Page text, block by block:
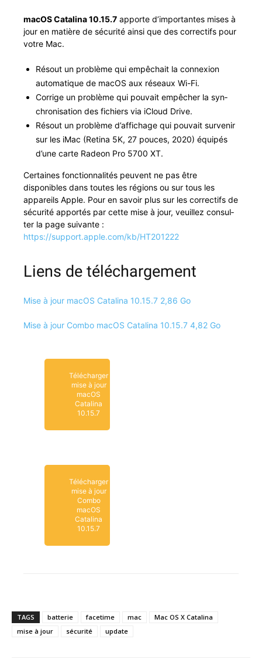
macOS Catali­na 10.15.7 apporte d’importantes mis­es à
jour en matière de sécu­rité ain­si que des cor­rec­tifs pour
votre Mac.
Résout un prob­lème qui empêchait la con­nex­ion
automa­tique de macOS aux réseaux Wi-Fi.
Cor­rige un prob­lème qui pou­vait empêch­er la syn­
chro­ni­sa­tion des fichiers via iCloud Drive.
Résout un prob­lème d’affichage qui pou­vait sur­venir
sur les iMac (Reti­na 5K, 27 pouces, 2020) équipés
d’une carte Radeon Pro 5700 XT.
Cer­taines fonc­tion­nal­ités peu­vent ne pas être
disponibles dans toutes les régions ou sur tous les
appareils Apple. Pour en savoir plus sur les cor­rec­tifs de
sécu­rité apportés par cette mise à jour, veuillez con­sul­
ter la page suiv­ante :
https://support.apple.com/kb/HT201222
Liens de téléchargement
Mise à jour macOS Catali­na 10.15.7 2,86 Go
Mise à jour Com­bo macOS Catali­na 10.15.7 4,82 Go
Télécharger
mise à jour
macOS
Catalina
10.15.7
Télécharger
mise à jour
Combo
macOS
Catalina
10.15.7
TAGS batterie facetime mac
Mac OS X Catalina
mise à jour
sécurité update